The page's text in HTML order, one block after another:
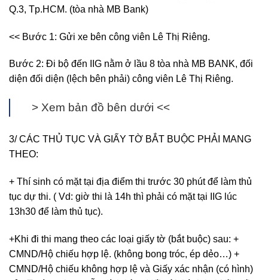
Q.3, Tp.HCM. (tòa nhà MB Bank)
<< Bước 1: Gửi xe bên công viên Lê Thị Riêng.
Bước 2: Đi bộ đến IIG nằm ở lầu 8 tòa nhà MB BANK, đối
diện đối diện (lệch bên phải) công viên Lê Thị Riêng.
> Xem bản đồ bên dưới <<
3/ CÁC THỦ TỤC VÀ GIẤY TỜ BẮT BUỘC PHẢI MANG
THEO:
+ Thí sinh có mặt tại địa điểm thi trước 30 phút để làm thủ
tục dự thi. ( Vd: giờ thi là 14h thì phải có mặt tại IIG lúc
13h30 để làm thủ tục).
+Khi đi thi mang theo các loại giấy tờ (bắt buộc) sau: +
CMND/Hộ chiếu hợp lệ. (không bong tróc, ép dẻo…) +
CMND/Hộ chiếu không hợp lệ và Giấy xác nhận (có hình)